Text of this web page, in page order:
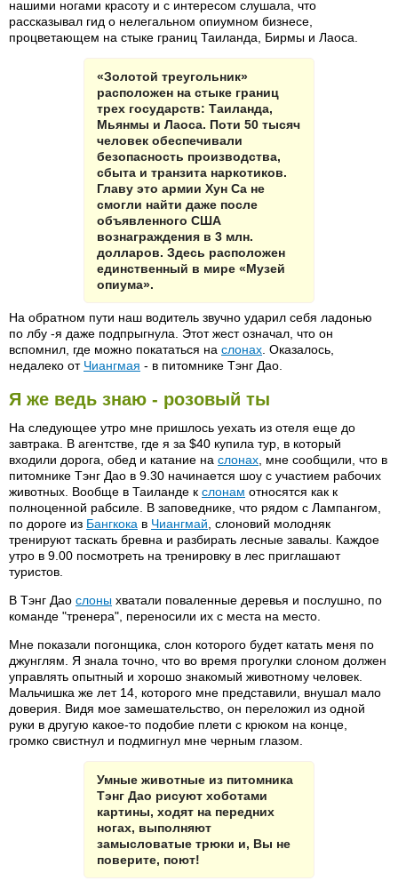
нашими ногами красоту и с интересом слушала, что
рассказывал гид о нелегальном опиумном бизнесе,
процветающем на стыке границ Таиланда, Бирмы и Лаоса.
«Золотой треугольник»
расположен на стыке границ
трех государств: Таиланда,
Мьянмы и Лаоса. Поти 50 тысяч
человек обеспечивали
безопасность производства,
сбыта и транзита наркотиков.
Главу это армии Хун Са не
смогли найти даже после
объявленного США
вознаграждения в 3 млн.
долларов. Здесь расположен
единственный в мире «Музей
опиума».
На обратном пути наш водитель звучно ударил себя ладонью
по лбу -я даже подпрыгнула. Этот жест означал, что он
вспомнил, где можно покататься на слонах . Оказалось,
недалеко от Чиангмая - в питомнике Тэнг Дао.
Я же ведь знаю - розовый ты
На следующее утро мне пришлось уехать из отеля еще до
завтрака. В агентстве, где я за $40 купила тур, в который
входили дорога, обед и катание на слонах , мне сообщили, что в
питомнике Тэнг Дао в 9.30 начинается шоу с участием рабочих
животных. Вообще в Таиланде к слонам относятся как к
полноценной рабсиле. В заповеднике, что рядом с Лампангом,
по дороге из Бангкока в Чиангмай , слоновий молодняк
тренируют таскать бревна и разбирать лесные завалы. Каждое
утро в 9.00 посмотреть на тренировку в лес приглашают
туристов.
В Тэнг Дао слоны хватали поваленные деревья и послушно, по
команде "тренера", переносили их с места на место.
Мне показали погонщика, слон которого будет катать меня по
джунглям. Я знала точно, что во время прогулки слоном должен
управлять опытный и хорошо знакомый животному человек.
Мальчишка же лет 14, которого мне представили, внушал мало
доверия. Видя мое замешательство, он переложил из одной
руки в другую какое-то подобие плети с крюком на конце,
громко свистнул и подмигнул мне черным глазом.
Умные животные из питомника
Тэнг Дао рисуют хоботами
картины, ходят на передних
ногах, выполняют
замысловатые трюки и, Вы не
поверите, поют!